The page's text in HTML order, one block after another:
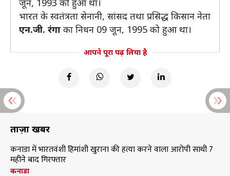
जून, 1993 को हुआ था।
भारत के स्वतंत्रता सेनानी, सांसद तथा प्रसिद्ध किसान नेता
एन.जी. रंगा का निधन 09 जून, 1995 को हुआ था।
आपने पूरा पढ़ लिया है
ताज़ा खबरें
कनाडा में भारतवंशी हिमांशी खुराना की हत्या करने वाला आरोपी साथी 7
महीने बाद गिरफ्तार
कनाडा